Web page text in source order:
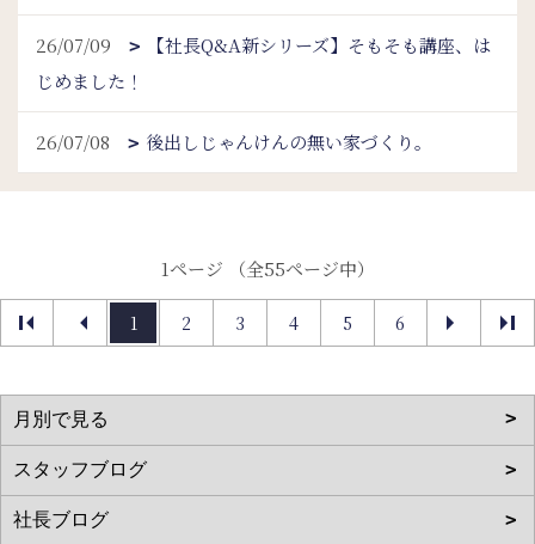
26/07/09
【社長Q&A新シリーズ】そもそも講座、は
じめました！
26/07/08 後出しじゃんけんの無い家づくり。
1ページ （全55ページ中）
1 2 3 4 5 6